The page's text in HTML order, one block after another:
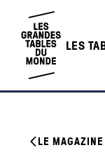
LES
LE MAGAZINE